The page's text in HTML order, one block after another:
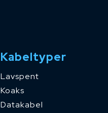
Kabeltyper
Lavspent
Koaks
Datakabel